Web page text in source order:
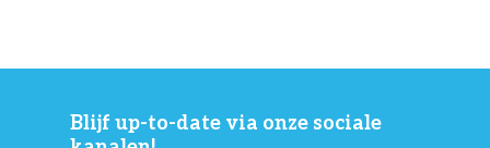
Blijf up-to-date via onze sociale